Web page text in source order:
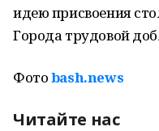
идею присвоения
Города трудовой
Фотоbash.news
Читайте нас